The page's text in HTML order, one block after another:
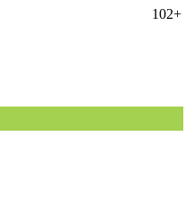
102+